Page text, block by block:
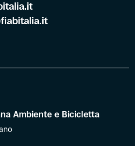
Ambiente e Bicicletta